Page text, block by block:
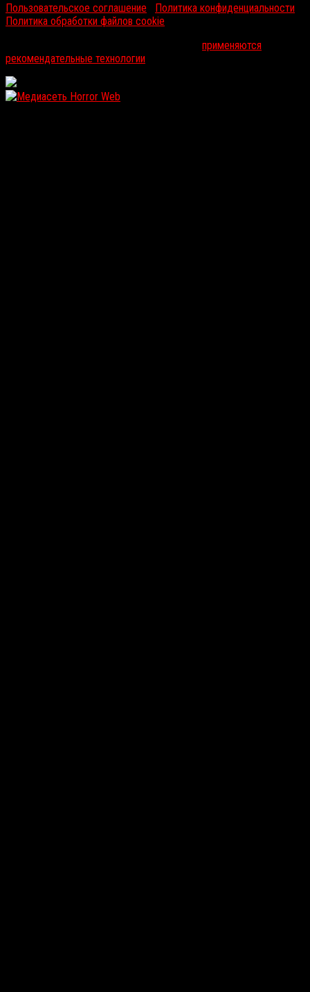
Пользовательское соглашение
Политика конфиденциальности
Политика обработки файлов cookie
применяются
рекомендательные технологии